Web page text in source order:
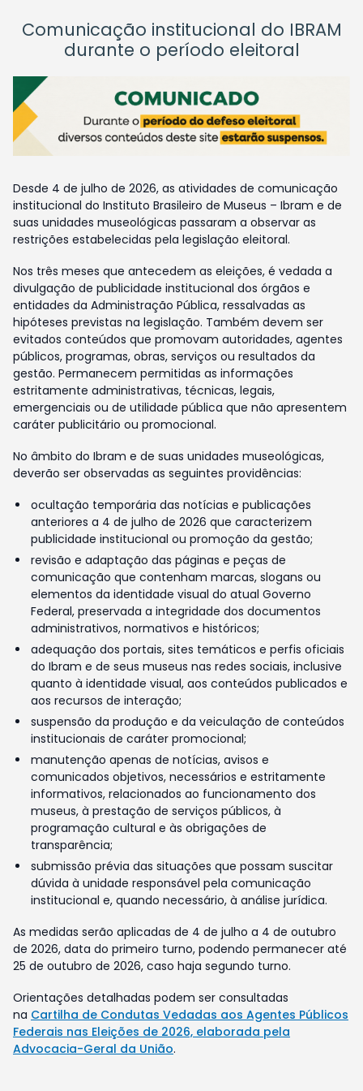
Comunicação institucional do IBRAM
durante o período eleitoral
Desde 4 de julho de 2026, as atividades de comunicação
institucional do Instituto Brasileiro de Museus – Ibram e de
suas unidades museológicas passaram a observar as
restrições estabelecidas pela legislação eleitoral.
Nos três meses que antecedem as eleições, é vedada a
divulgação de publicidade institucional dos órgãos e
entidades da Administração Pública, ressalvadas as
hipóteses previstas na legislação. Também devem ser
evitados conteúdos que promovam autoridades, agentes
públicos, programas, obras, serviços ou resultados da
gestão. Permanecem permitidas as informações
estritamente administrativas, técnicas, legais,
emergenciais ou de utilidade pública que não apresentem
caráter publicitário ou promocional.
No âmbito do Ibram e de suas unidades museológicas,
deverão ser observadas as seguintes providências:
ocultação temporária das notícias e publicações
anteriores a 4 de julho de 2026 que caracterizem
publicidade institucional ou promoção da gestão;
revisão e adaptação das páginas e peças de
comunicação que contenham marcas, slogans ou
elementos da identidade visual do atual Governo
Federal, preservada a integridade dos documentos
administrativos, normativos e históricos;
adequação dos portais, sites temáticos e perfis oficiais
do Ibram e de seus museus nas redes sociais, inclusive
quanto à identidade visual, aos conteúdos publicados e
aos recursos de interação;
suspensão da produção e da veiculação de conteúdos
institucionais de caráter promocional;
manutenção apenas de notícias, avisos e
comunicados objetivos, necessários e estritamente
informativos, relacionados ao funcionamento dos
museus, à prestação de serviços públicos, à
programação cultural e às obrigações de
transparência;
submissão prévia das situações que possam suscitar
dúvida à unidade responsável pela comunicação
institucional e, quando necessário, à análise jurídica.
As medidas serão aplicadas de 4 de julho a 4 de outubro
de 2026, data do primeiro turno, podendo permanecer até
25 de outubro de 2026, caso haja segundo turno.
Orientações detalhadas podem ser consultadas
na Cartilha de Condutas Vedadas aos Agentes Públicos
Federais nas Eleições de 2026, elaborada pela
Advocacia-Geral da União.